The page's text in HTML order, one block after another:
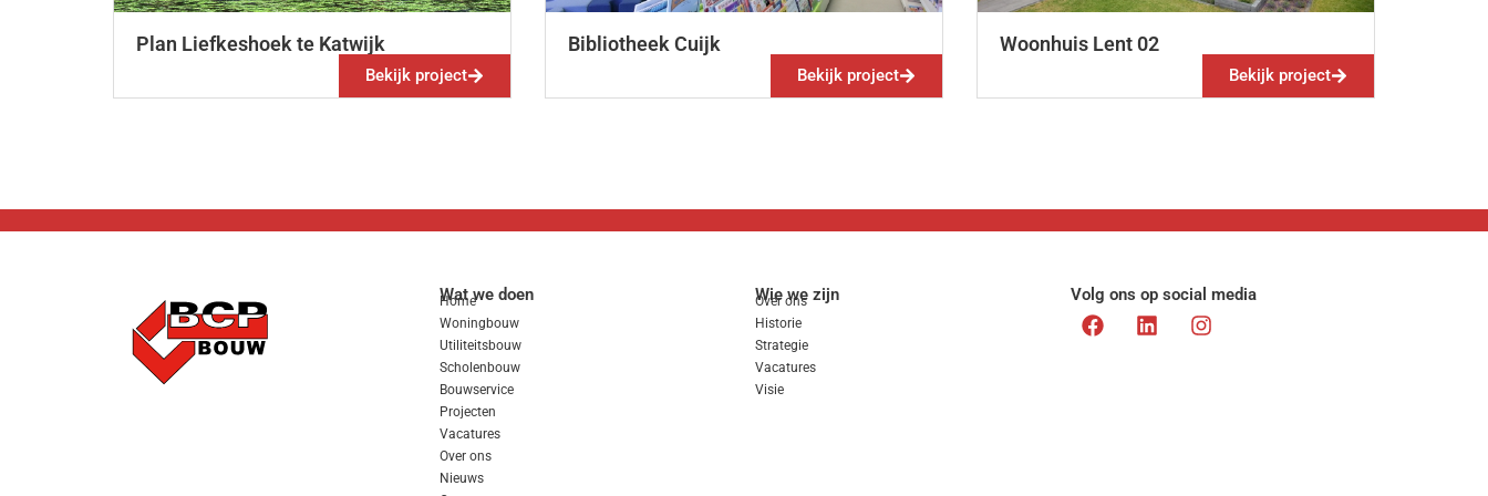
Plan Liefkeshoek te Katwijk
Bekijk project
Bibliotheek Cuijk
Bekijk project
Woonhuis Lent 02
Bekijk project
Wat we doen
Home
Woningbouw
Utiliteitsbouw
Scholenbouw
Bouwservice
Projecten
Vacatures
Over ons
Nieuws
Wie we zijn
Over ons
Historie
Strategie
Vacatures
Visie
Volg ons op social media